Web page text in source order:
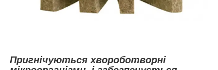
Пригнічуються хвороботворні